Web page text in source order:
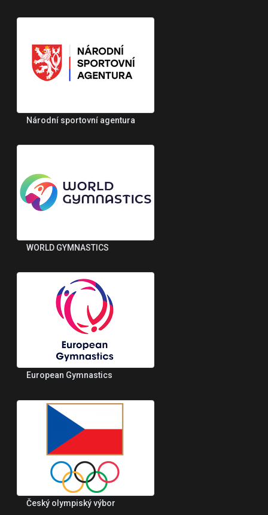
Národní sportovní agentura
WORLD GYMNASTICS
European Gymnastics
Český olympiský výbor